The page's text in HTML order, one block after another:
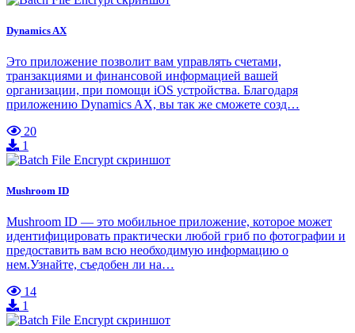
Dynamics AX
Это приложение позволит вам управлять счетами,
транзакциями и финансовой информацией вашей
организации, при помощи iOS устройства. Благодаря
приложению Dynamics AX, вы так же сможете созд…
20
1
Mushroom ID
Mushroom ID — это мобильное приложение, которое может
идентифицировать практически любой гриб по фотографии и
предоставить вам всю необходимую информацию о
нем.Узнайте, съедобен ли на…
14
1